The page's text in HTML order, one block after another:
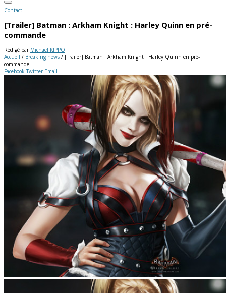
Contact
[Trailer] Batman : Arkham Knight : Harley Quinn en pré-
commande
Rédigé par Michaël KIPPO
Accueil / Breaking news / [Trailer] Batman : Arkham Knight : Harley Quinn en pré-
commande
Facebook Twitter Email